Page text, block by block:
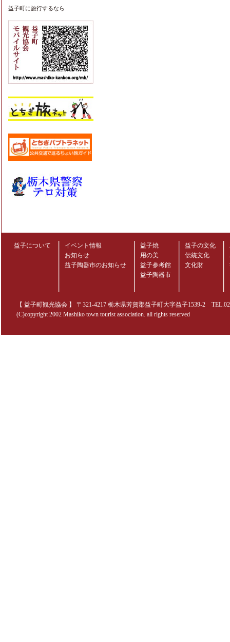
益子町 に旅行するなら
益子について
イベント情報
お知らせ
益子陶器市のお知らせ
益子焼
用の美
益子参考館
益子陶器市
益子の文化
伝統文化
文化財
【 益子町観光協会 】 〒321-4217 栃木県芳賀郡益子町大字益子1539-2
(C)copyright 2002 Mashiko town tourist association. all rights reserved